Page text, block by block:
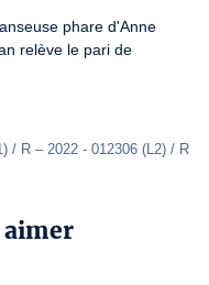
phare d'Anne
relève le pari de
/ R – 2022 - 012306 (L2) / R
aimer